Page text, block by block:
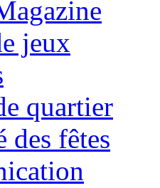
jeux
quartier
des fêtes